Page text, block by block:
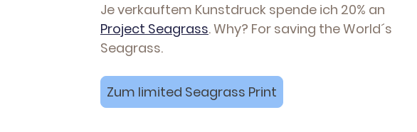
Je verkauftem Kunstdruck spende ich 20% an
Project Seagrass. Why? For saving the World´s
Seagrass.
Zum limited Seagrass Print